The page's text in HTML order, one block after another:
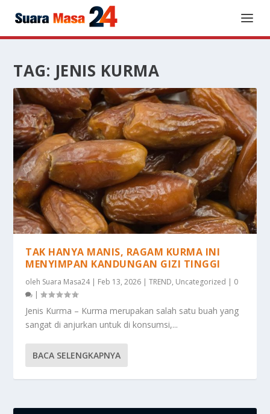
TAG: JENIS KURMA
TAK HANYA MANIS, RAGAM KURMA INI
MENYIMPAN KANDUNGAN GIZI TINGGI
oleh Suara Masa24| Feb 13, 2026 |TREND, Uncategorized | 0
|
Jenis Kurma – Kurma merupakan salah satu buah yang
sangat di anjurkan untuk di konsumsi,...
BACA SELENGKAPNYA